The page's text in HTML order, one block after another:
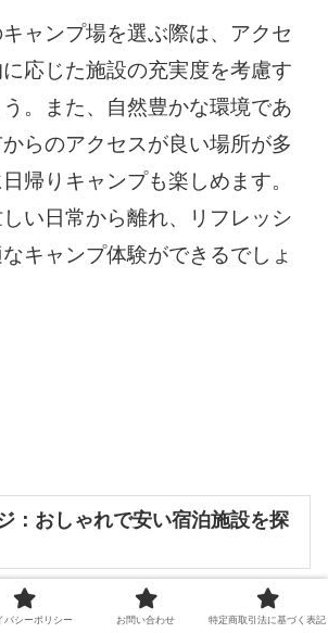
ャンプ場を選ぶ際は、アクセ
応じた施設の充実度を考慮す
。また、自然豊かな環境であ
らのアクセスが良い場所が多
帰りキャンプも楽しめます。
い日常から離れ、リフレッシ
キャンプ体験ができるでしょ
：おしゃれで安い宿泊施設を探
バシーポリシー お問い合わせ 特定商取引法に基づく表記